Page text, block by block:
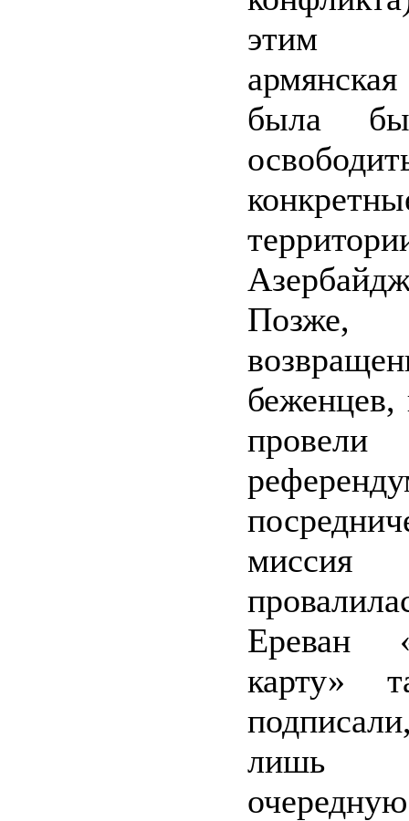
этим
была бы
беженцев,
миссия
Ереван
карту»
лишь
очередную